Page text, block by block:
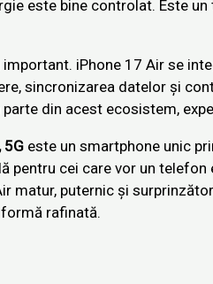
este bine controlat. Este
iPhone 17 Air se
sincronizarea datelor și
din acest ecosistem,
5G este un smartphone unic
pentru cei care vor un
matur, puternic și
rafinată.